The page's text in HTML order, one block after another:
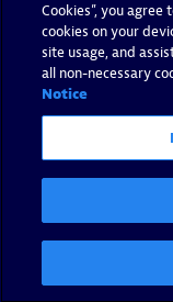
Cookies”, you
cookies on your
site usage, and
all non-necessary
Notice